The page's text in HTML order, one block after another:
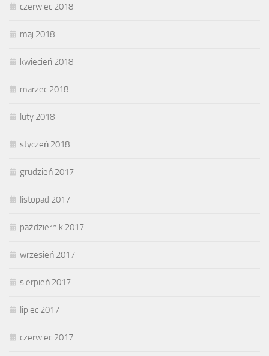
czerwiec 2018
maj 2018
kwiecień 2018
marzec 2018
luty 2018
styczeń 2018
grudzień 2017
listopad 2017
październik 2017
wrzesień 2017
sierpień 2017
lipiec 2017
czerwiec 2017